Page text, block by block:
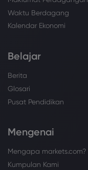
Waktu Berdagang
Kalendar Ekonomi
Belajar
Berita
Glosari
Pusat Pendidikan
Mengenai
Mengapa markets.com?
Kumpulan Kami